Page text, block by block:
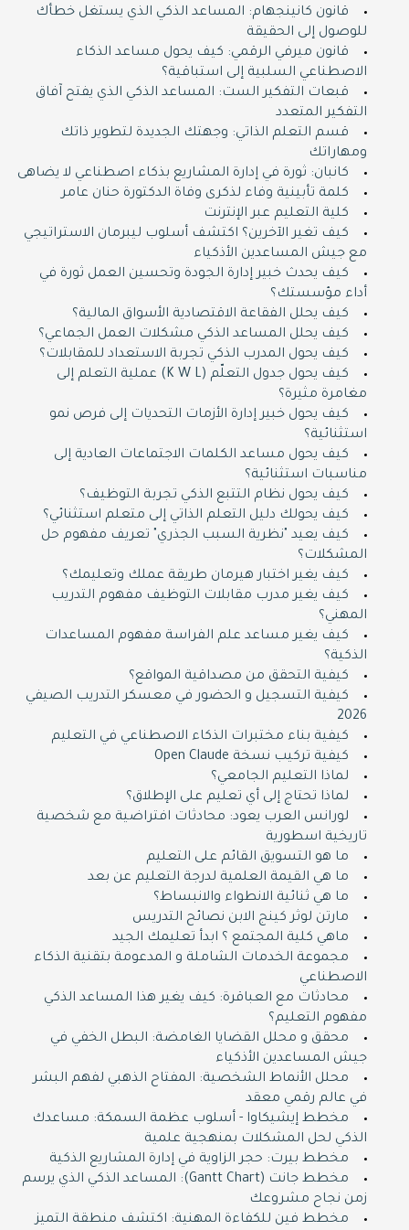
قانون كانينجهام: المساعد الذكي الذي يستغل خطأك
للوصول إلى الحقيقة
قانون ميرفي الرقمي: كيف يحول مساعد الذكاء
الاصطناعي السلبية إلى استباقية؟
قبعات التفكير الست: المساعد الذكي الذي يفتح آفاق
التفكير المتعدد
قسم التعلم الذاتي: وجهتك الجديدة لتطوير ذاتك
ومهاراتك
كانبان: ثورة في إدارة المشاريع بذكاء اصطناعي لا يضاهى
كلمة تأبينية وفاء لذكرى وفاة الدكتورة حنان عامر
كلية التعليم عبر الإنترنت
كيف تغير الآخرين؟ اكتشف أسلوب ليبرمان الاستراتيجي
مع جيش المساعدين الأذكياء
كيف يحدث خبير إدارة الجودة وتحسين العمل ثورة في
أداء مؤسستك؟
كيف يحلل الفقاعة الاقتصادية الأسواق المالية؟
كيف يحلل المساعد الذكي مشكلات العمل الجماعي؟
كيف يحول المدرب الذكي تجربة الاستعداد للمقابلات؟
كيف يحول جدول التعلّم (K W L) عملية التعلم إلى
مغامرة مثيرة؟
كيف يحول خبير إدارة الأزمات التحديات إلى فرص نمو
استثنائية؟
كيف يحول مساعد الكلمات الاجتماعات العادية إلى
مناسبات استثنائية؟
كيف يحول نظام التتبع الذكي تجربة التوظيف؟
كيف يحولك دليل التعلم الذاتي إلى متعلم استثنائي؟
كيف يعيد "نظرية السبب الجذري" تعريف مفهوم حل
المشكلات؟
كيف يغير اختبار هيرمان طريقة عملك وتعليمك؟
كيف يغير مدرب مقابلات التوظيف مفهوم التدريب
المهني؟
كيف يغير مساعد علم الفراسة مفهوم المساعدات
الذكية؟
كيفية التحقق من مصداقية المواقع؟
كيفية التسجيل و الحضور في معسكر التدريب الصيفي
2026
كيفية بناء مختبرات الذكاء الاصطناعي في التعليم
كيفية تركيب نسخة Open Claude
لماذا التعليم الجامعي؟
لماذا تحتاج إلى أي تعليم على الإطلاق؟
لورانس العرب يعود: محادثات افتراضية مع شخصية
تاريخية اسطورية
ما هو التسويق القائم على التعليم
ما هي القيمة العلمية لدرجة التعليم عن بعد
ما هي ثنائية الانطواء والانبساط؟
مارتن لوثر كينج الابن نصائح التدريس
ماهي كلية المجتمع ؟ ابدأ تعليمك الجيد
مجموعة الخدمات الشاملة و المدعومة بتقنية الذكاء
الاصطناعي
محادثات مع العباقرة: كيف يغير هذا المساعد الذكي
مفهوم التعليم؟
محقق و محلل القضايا الغامضة: البطل الخفي في
جيش المساعدين الأذكياء
محلل الأنماط الشخصية: المفتاح الذهبي لفهم البشر
في عالم رقمي معقد
مخطط إيشيكاوا - أسلوب عظمة السمكة: مساعدك
الذكي لحل المشكلات بمنهجية علمية
مخطط بيرت: حجر الزاوية في إدارة المشاريع الذكية
مخطط جانت (Gantt Chart): المساعد الذكي الذي يرسم
زمن نجاح مشروعك
مخطط فين للكفاءة المهنية: اكتشف منطقة التميز